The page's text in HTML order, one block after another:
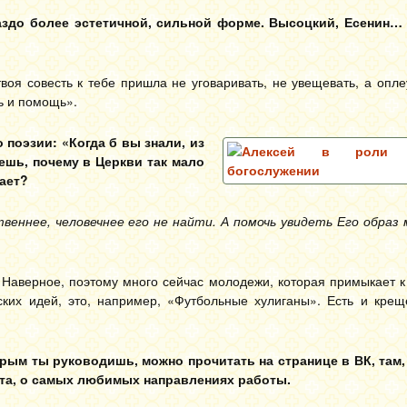
более эстетичной, сильной форме. Высоцкий,
совесть к тебе пришла не уговаривать, не увещевать, а
и помощь».
«Когда б вы знали, из
почему в Церкви так мало
человечнее его не найти. А помочь увидеть Его
поэтому много сейчас молодежи, которая примыкает
идей, это, например, «Футбольные хулиганы». Есть и
ты руководишь, можно прочитатьна странице в ВК,
о самых любимых направлениях работы.